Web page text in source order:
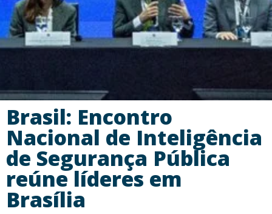
Brasil: Encontro
Nacional de Inteligência
de Segurança Pública
reúne líderes em
Brasília